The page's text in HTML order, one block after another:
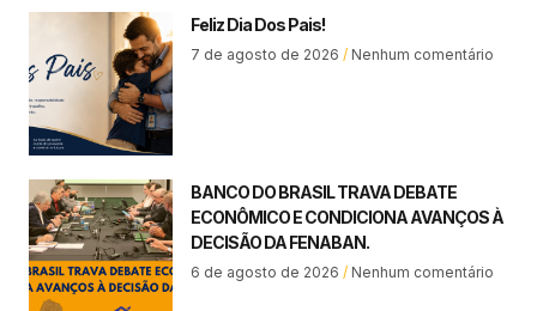
Feliz Dia Dos Pais!
7 de agosto de 2026 Nenhum comentário
BANCO DO BRASIL TRAVA DEBATE
ECONÔMICO E CONDICIONA AVANÇOS À
DECISÃO DA FENABAN.
6 de agosto de 2026 Nenhum comentário